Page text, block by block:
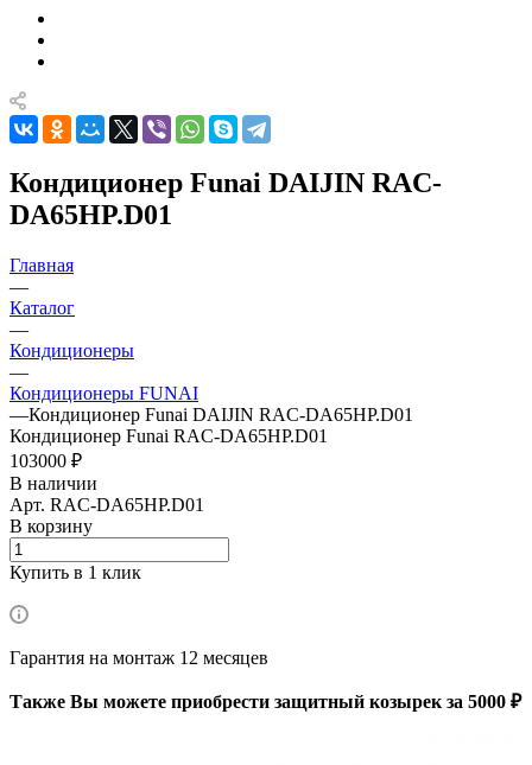
Кондиционер Funai DAIJIN RAC-
DA65HP.D01
Главная
—
Каталог
—
Кондиционеры
—
Кондиционеры FUNAI
—Кондиционер Funai DAIJIN RAC-DA65HP.D01
Кондиционер Funai RAC-DA65HP.D01
103000 ₽
В наличии
Арт. RAC-DA65HP.D01
В корзину
Купить в 1 клик
Гарантия на монтаж 12 месяцев
Также Вы можете приобрести защитный козырек за 5000 ₽